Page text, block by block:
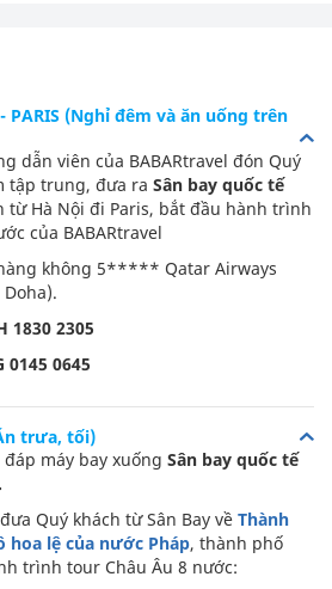
PARIS (Nghỉ đêm và ăn uống trên
dẫn viên của BABARtravel đón Quý
tập trung, đưa ra Sân bay quốc tế
từ Hà Nội đi Paris, bắt đầu hành trình
của BABARtravel
không 5***** Qatar Airways
1830 2305
0145 0645
trưa, tối)
đáp máy bay xuống Sân bay quốc tế
Quý khách từ Sân Bay về Thành
hoa lệ của nước Pháp, thành phố
trình tour Châu Âu 8 nước: